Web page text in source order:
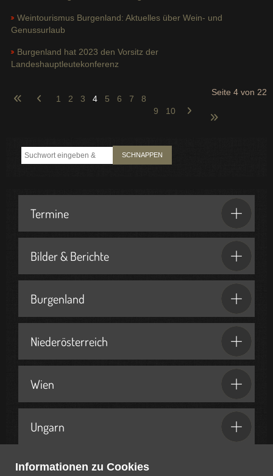
Informationen zu Cookies
Weintourismus Burgenland: Aktuelles über Wein- und
Genussurlaub
Burgenland hat 2023 den Vorsitz der
Landeshauptleutekonferenz
Seite 4 von 22
1 2 3 4 5 6 7
8
9
10
SCHNAPPEN
Termine
Bilder & Berichte
Burgenland
Niederösterreich
Wien
Ungarn
Geschenkideen & Partner